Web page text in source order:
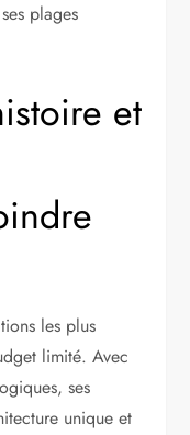
plages
et
les plus
limité. Avec
ses
unique et